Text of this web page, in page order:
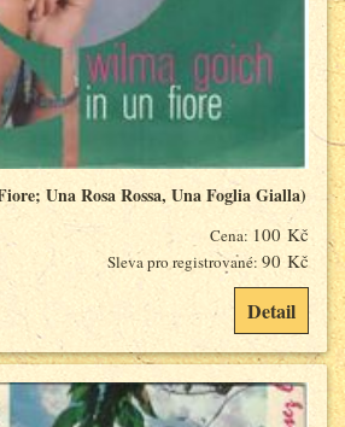
Una Rosa Rossa, Una Foglia Gialla)
Cena: 100 Kč
Sleva pro registrované: 90 Kč
Detail